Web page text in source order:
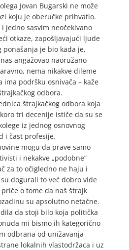
Jovan Bugarski ne može
koju je oberučke prihvatio.
i jedno sasvim neočekivano
otkaze, zapošljavajući ljude
ponašanja je bio kada je,
angažovao naoružano
nema nikakve dileme
podršku osnivača – kaže
odbora.
štrajkačkog odbora koja
tri decenije ističe da su se
iz jednog osnovnog
i čast profesije.
mogu da prave samo
i nekakve „podobne“
za to očigledno ne haju i
dogurali to već dobro vide
o tome da naš štrajk
su apsolutno netačne.
da stoji bilo koja politička
mi bismo ih kategorično
odbrana od unižavanja
lokalnih vlastodržaca i uz